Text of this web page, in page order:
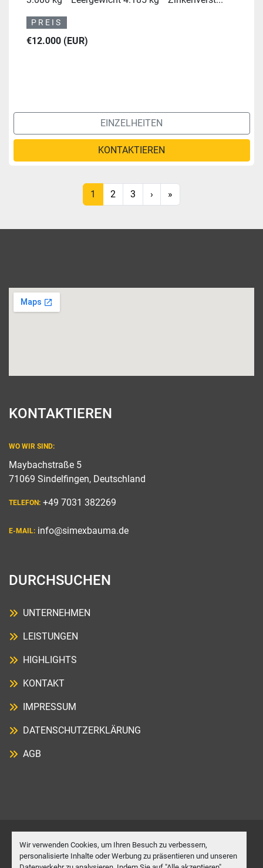
Wir verwenden Cookies, um Ihren Besuch zu verbessern,
personalisierte Inhalte oder Werbung zu präsentieren und unseren
PREIS
€12.000 (EUR)
EINZELHEITEN
KONTAKTIEREN
1 2 3 › »
KONTAKTIEREN
WO WIR SIND:
Maybachstraße 5
71069 Sindelfingen, Deutschland
TELEFON: +49 7031 382269
E-MAIL: info@simexbauma.de
DURCHSUCHEN
UNTERNEHMEN
LEISTUNGEN
HIGHLIGHTS
KONTAKT
IMPRESSUM
DATENSCHUTZERKLÄRUNG
AGB
Cookie-Einstellungen